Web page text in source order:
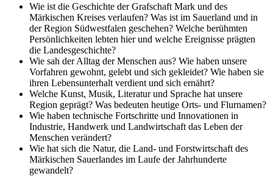
Wie ist die Geschichte der Grafschaft Mark und des
Märkischen Kreises verlaufen? Was ist im Sauerland und in
der Region Südwestfalen geschehen? Welche berühmten
Persönlichkeiten lebten hier und welche Ereignisse prägten
die Landesgeschichte?
Wie sah der Alltag der Menschen aus? Wie haben unsere
Vorfahren gewohnt, gelebt und sich gekleidet? Wie haben sie
ihren Lebensunterhalt verdient und sich ernährt?
Welche Kunst, Musik, Literatur und Sprache hat unsere
Region geprägt? Was bedeuten heutige Orts- und Flurnamen?
Wie haben technische Fortschritte und Innovationen in
Industrie, Handwerk und Landwirtschaft das Leben der
Menschen verändert?
Wie hat sich die Natur, die Land- und Forstwirtschaft des
Märkischen Sauerlandes im Laufe der Jahrhunderte
gewandelt?